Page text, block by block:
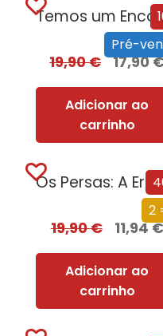
Pré-
19,90€ 17,90
Adicionar ao
carrinho
2
Os
19,90€ 11,94€
Adicionar ao
carrinho